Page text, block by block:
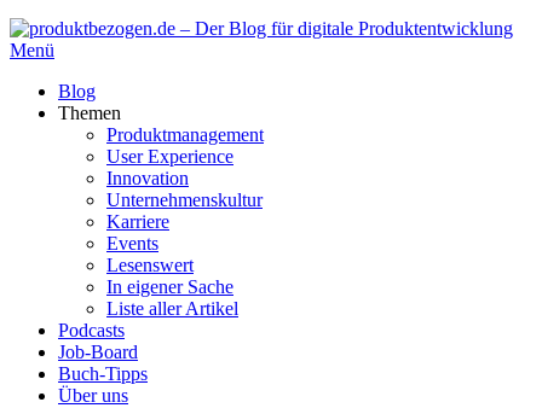
Menü
Blog
Themen
Produktmanagement
User Experience
Innovation
Unternehmenskultur
Karriere
Events
Lesenswert
In eigener Sache
Liste aller Artikel
Podcasts
Job-Board
Buch-Tipps
Über uns